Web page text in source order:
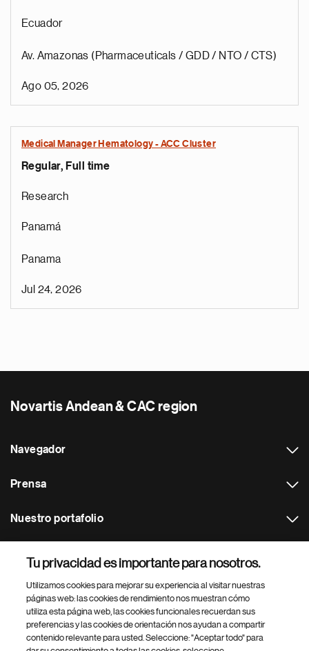
Ecuador
Av. Amazonas (Pharmaceuticals / GDD / NTO / CTS)
Ago 05, 2026
Medical Manager Hematology - ACC Cluster
Regular, Full time
Research
Panamá
Panama
Jul 24, 2026
Novartis Andean & CAC region
Navegador
Prensa
Nuestro portafolio
Footer Site Search
Tu privacidad es importante para nosotros.
Utilizamos cookies para mejorar su experiencia al visitar nuestras
páginas web: las cookies de rendimiento nos muestran cómo
utiliza esta página web, las cookies funcionales recuerdan sus
preferencias y las cookies de orientación nos ayudan a compartir
contenido relevante para usted. Seleccione: "Aceptar todo" para